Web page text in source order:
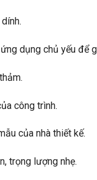
dụng chủ yếu để
công trình.
của nhà thiết kế.
trọng lượng nhẹ.